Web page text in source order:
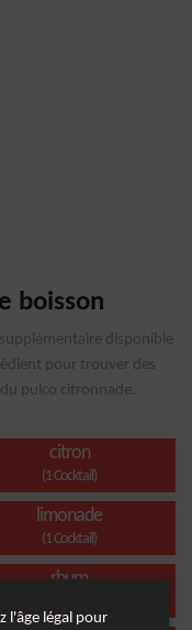
boisson
disponible
pour trouver des
pulco citronnade.
citron
(1 Cocktail)
limonade
(1 Cocktail)
rhum
l'âge légal pour